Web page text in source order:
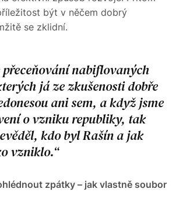
být v něčem dobrý
se zklidní.
nabiflovaných
já ze zkušenosti dobře
ani sem, a když jsme
o vzniku republiky, tak
kdo byl Rašín a jak
vzniklo.
zpátky – jak vlastně soubor